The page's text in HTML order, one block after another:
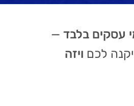
—
לכם ויזה